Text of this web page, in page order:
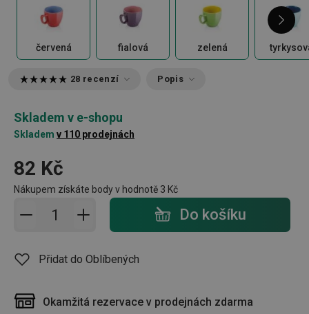
červená fialová zelená
28 recenzí Popis
Skladem v e-shopu
Skladem v 110 prodejnách
82 Kč
Nákupem získáte body v hodnotě 3 Kč
Přidat do košíku - počet Do košíku
Přidat do Oblíbených
Okamžitá rezervace v prodejnách zdarma